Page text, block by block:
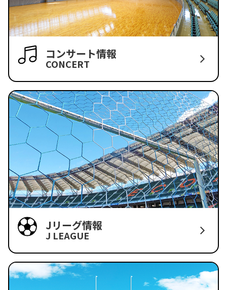
コンサート情報
CONCERT
Jリーグ情報
J LEAGUE